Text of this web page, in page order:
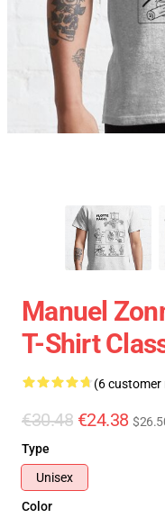
Manuel
T-Shirt
(6 customer
€30.48 €24.38
Type
Unisex
Color